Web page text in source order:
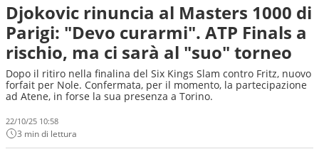
Djokovic rinuncia al Masters 1000 di
Parigi: "Devo curarmi". ATP Finals a
rischio, ma ci sarà al "suo" torneo
Dopo il ritiro nella finalina del Six Kings Slam contro Fritz, nuovo
forfait per Nole. Confermata, per il momento, la partecipazione
ad Atene, in forse la sua presenza a Torino.
22/10/25 10:58
3 min di lettura